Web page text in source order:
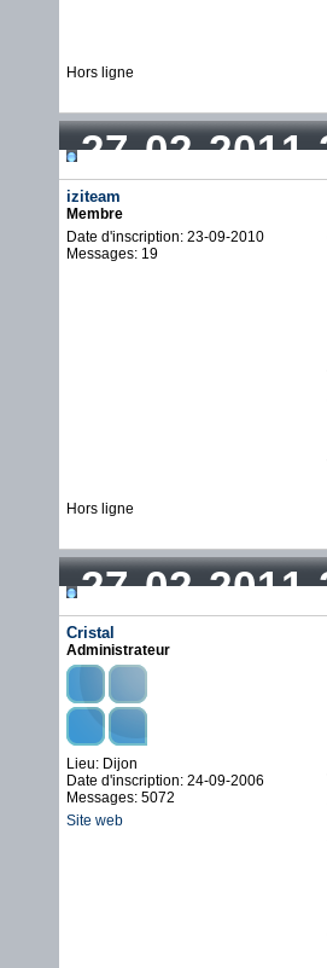
Hors ligne
27-02-2011
iziteam
Membre
Date d'inscription: 23-09-2010
Messages: 19
Hors ligne
27-02-2011
Cristal
Administrateur
Lieu: Dijon
Date d'inscription: 24-09-2006
Messages: 5072
Site web